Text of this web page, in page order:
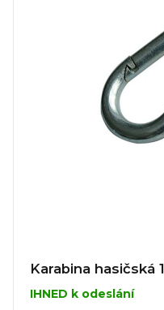
Karabina hasičská
IHNED k odeslání